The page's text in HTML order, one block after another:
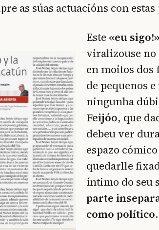
as súas actuacións con
Este «eu sigo!»
viralizouse no
en moitos dos
de pequenos
ningunha
Feijóo, que
debeu ver
espazo
quedarlle
íntimo do seu
parte
como político.